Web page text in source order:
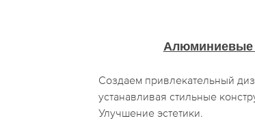
Алюминиевые
Создаем привлекательный
устанавливая стильные
Улучшение эстетики.